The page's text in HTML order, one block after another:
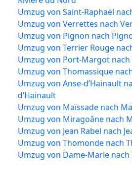
Umzug von Saint-Raphaël
Umzug von Verrettes nach
Umzug von Pignon nach
Umzug von Terrier Rouge
Umzug von Port-Margot
Umzug von Thomassique
Umzug von Anse-d’Hainault
d’Hainault
Umzug von Maïssade nach
Umzug von Miragoâne nach
Umzug von Jean Rabel nach
Umzug von Thomonde nach
Umzug von Dame-Marie